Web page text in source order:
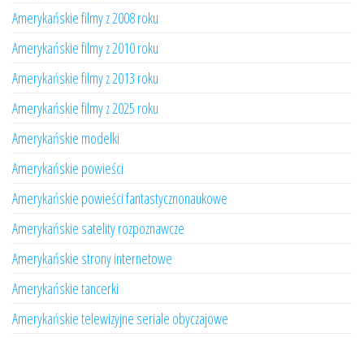
Amerykańskie filmy z 2008 roku
Amerykańskie filmy z 2010 roku
Amerykańskie filmy z 2013 roku
Amerykańskie filmy z 2025 roku
Amerykańskie modelki
Amerykańskie powieści
Amerykańskie powieści fantastycznonaukowe
Amerykańskie satelity rozpoznawcze
Amerykańskie strony internetowe
Amerykańskie tancerki
Amerykańskie telewizyjne seriale obyczajowe